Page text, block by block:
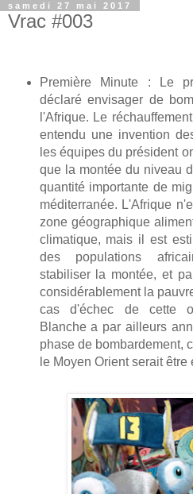
samedi 27 mai 2017
Vrac #003
Première Minute : Le
déclaré envisager de
l'Afrique. Le
entendu une invention
les équipes du président
que la montée du niveau
quantité importante de
méditerranée. L'Afrique
zone géographique
climatique, mais il est
des populations
stabiliser la montée, et
considérablement la
cas d'échec de cette
Blanche a par ailleurs
phase de bombardement,
le Moyen Orient serait être